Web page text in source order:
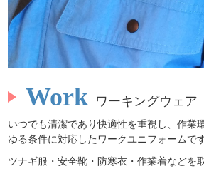
Work ワーキングウェア
いつでも清潔であり快適性を重視し、作業
ゆる条件に対応したワークユニフォームです
ツナギ服・安全靴・防寒衣・作業着などを